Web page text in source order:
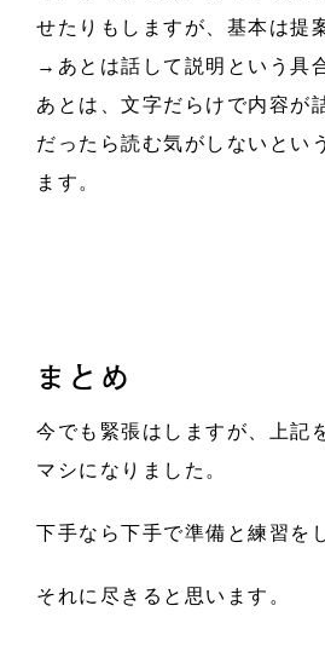
せたりもしますが、基本は提
→あとは話して説明という具
あとは、文字だらけで内容が
だったら読む気がしないとい
ます。
まとめ
今でも緊張はしますが、上記
マシになりました。
下手なら下手で準備と練習を
それに尽きると思います。